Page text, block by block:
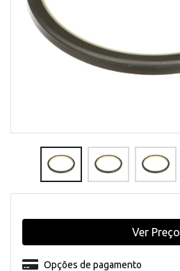
Opções de pagamento
Ver Preço